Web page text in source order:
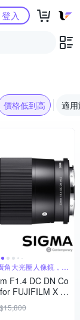
登入
價格低到高 適
角大光圈人像鏡，美
F1.4 DC DN Co
FUJIFILM X 富
) 廣角大光圈定
C 無反微單眼
$15,800